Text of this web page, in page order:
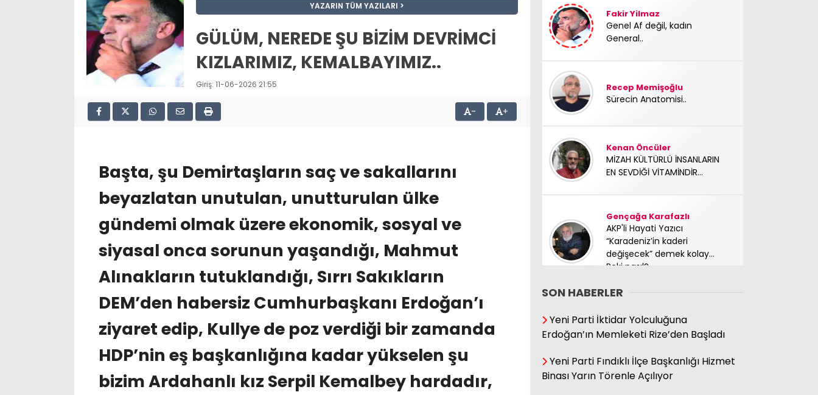
YAZARIN TÜM YAZILARI
GÜLÜM, NEREDE ŞU BİZİM DEVRİMCİ
KIZLARIMIZ, KEMALBAYIMIZ..
Giriş: 11-06-2026 21:55
- +
Başta, şu Demirtaşların saç ve sakallarını
beyazlatan unutulan, unutturulan ülke
gündemi olmak üzere ekonomik, sosyal ve
siyasal onca sorunun yaşandığı, Mahmut
Alınakların tutuklandığı, Sırrı Sakıkların
DEM’den habersiz Cumhurbaşkanı Erdoğan’ı
ziyaret edip, Kullye de poz verdiği bir zamanda
HDP’nin eş başkanlığına kadar yükselen şu
bizim Ardahanlı kız Serpil Kemalbey hardadır,
Fakir Yilmaz
Genel Af değil, kadın
General..
Recep Memişoğlu
Sürecin Anatomisi..
Kenan Öncüler
MİZAH KÜLTÜRLÜ İNSANLARIN
EN SEVDİĞİ VİTAMİNDİR...
Gençağa Karafazlı
AKP'li Hayati Yazıcı
“Karadeniz’in kaderi
değişecek” demek kolay…
Peki nasıl?
Mücadele arkadaşımız
yoldaşımız TC Sinan Kutay
sağ olsun.
SON HABERLER
Yeni Parti İktidar Yolculuğuna
Erdoğan’ın Memleketi Rize’den Başladı
Yeni Parti Fındıklı İlçe Başkanlığı Hizmet
Binası Yarın Törenle Açılıyor